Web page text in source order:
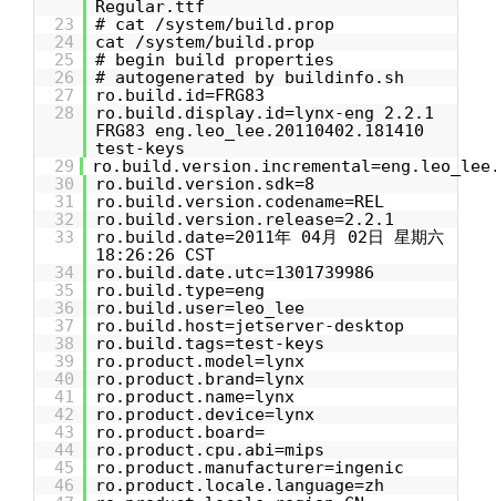
Regular.ttf
23
# cat /system/build.prop
24
cat /system/build.prop
25
# begin build properties
26
# autogenerated by buildinfo.sh
27
ro.build.id=FRG83
28
ro.build.display.id=lynx-eng 2.2.1
FRG83 eng.leo_lee.20110402.181410
test-keys
29
30
ro.build.version.sdk=8
31
ro.build.version.codename=REL
32
ro.build.version.release=2.2.1
33
ro.build.date=2011年 04月 02日 星期六
18:26:26 CST
34
ro.build.date.utc=1301739986
35
ro.build.type=eng
36
ro.build.user=leo_lee
37
ro.build.host=jetserver-desktop
38
ro.build.tags=test-keys
39
ro.product.model=lynx
40
ro.product.brand=lynx
41
ro.product.name=lynx
42
ro.product.device=lynx
43
ro.product.board=
44
ro.product.cpu.abi=mips
45
ro.product.manufacturer=ingenic
46
ro.product.locale.language=zh